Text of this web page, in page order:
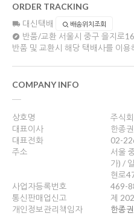
ORDER TRACKING
대신택배 배송위치조회
반품/교환 서울시 중구 을지로
반품 및 교환시 해당 택배사를 이용
COMPANY INFO
상호명
주식
대표이사
한종권
대표전화
02-
주소
서울
가) /
현로
사업자등록번호
469-
통신판매업신고
제
개인정보관리책임자
한종권